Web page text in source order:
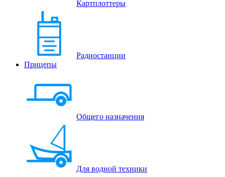
Картплоттеры
Радиостанции
Прицепы
Общего назначения
Для водной техники